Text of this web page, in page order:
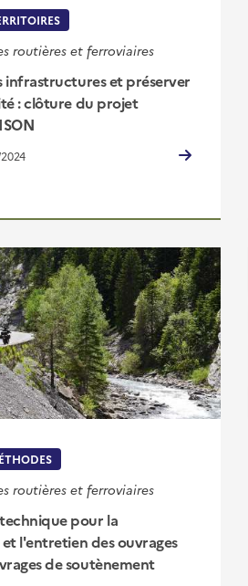
routières et ferroviaires
infrastructures et préserver
: clôture du projet
routières et ferroviaires
pour la
l'entretien des ouvrages
de soutènement